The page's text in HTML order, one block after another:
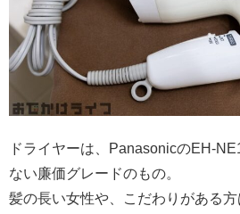
ドライヤーは、PanasonicのEH-
ない廉価グレードのもの。
髪の長い女性や、こだわりがある